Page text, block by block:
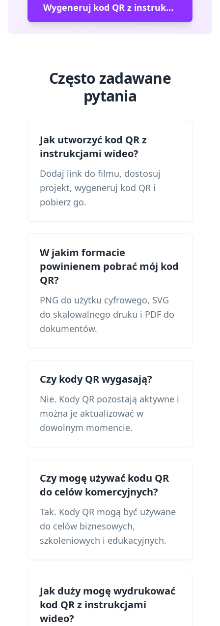
Wygeneruj kod QR z instrukcjami wideo
Często zadawane
pytania
Jak utworzyć kod QR z
instrukcjami wideo?
Dodaj link do filmu, dostosuj
projekt, wygeneruj kod QR i
pobierz go.
W jakim formacie
powinienem pobrać mój kod
QR?
PNG do użytku cyfrowego, SVG
do skalowalnego druku i PDF do
dokumentów.
Czy kody QR wygasają?
Nie. Kody QR pozostają aktywne i
można je aktualizować w
dowolnym momencie.
Czy mogę używać kodu QR
do celów komercyjnych?
Tak. Kody QR mogą być używane
do celów biznesowych,
szkoleniowych i edukacyjnych.
Jak duży mogę wydrukować
kod QR z instrukcjami
wideo?